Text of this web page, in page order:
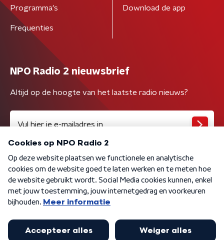
Programma's
Frequenties
Download de app
NPO Radio 2 nieuwsbrief
Altijd op de hoogte van het laatste radio nieuws?
Algemene voorwaarden